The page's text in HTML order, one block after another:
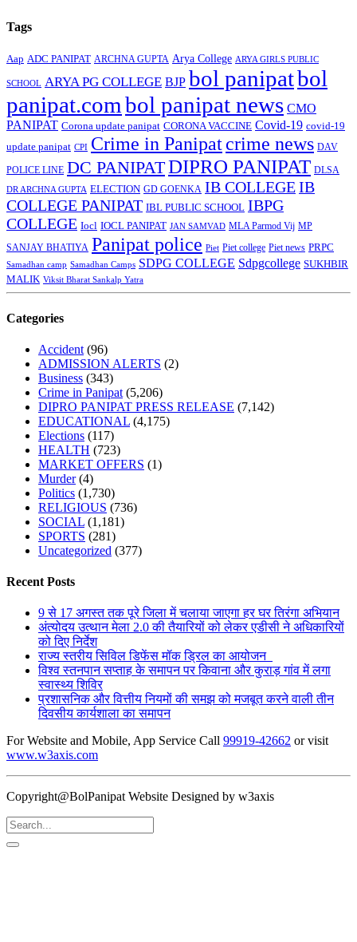
Tags
Aap ADC PANIPAT ARCHNA GUPTA Arya College ARYA GIRLS PUBLIC
SCHOOL ARYA PG COLLEGE BJP bol panipatbol
panipat.combol panipat news CMO
PANIPAT Corona update panipat CORONA VACCINE Covid-19 covid-19
update panipat CPI Crime in Panipatcrime news DAV
POLICE LINE DC PANIPATDIPRO PANIPAT DLSA
DR ARCHNA GUPTA ELECTION GD GOENKA IB COLLEGEIB
COLLEGE PANIPAT IBL PUBLIC SCHOOL IBPG
COLLEGE Iocl IOCL PANIPAT JAN SAMVAD MLA Parmod Vij MP
SANJAY BHATIYA Panipat police Piet Piet college Piet news PRPC
Samadhan camp Samadhan Camps SDPG COLLEGE Sdpgcollege SUKHBIR
MALIK Viksit Bharat Sankalp Yatra
Categories
Accident (96)
ADMISSION ALERTS (2)
Business (343)
Crime in Panipat (5,206)
DIPRO PANIPAT PRESS RELEASE (7,142)
EDUCATIONAL (4,175)
Elections (117)
HEALTH (723)
MARKET OFFERS (1)
Murder(4)
Politics (1,730)
RELIGIOUS (736)
SOCIAL (1,181)
SPORTS (281)
Uncategorized (377)
Recent Posts
9 से 17 अगस्त तक पूरे जिला में चलाया जाएगा हर घर तिरंगा अभियान
अंत्योदय उत्थान मेला 2.0 की तैयारियों को लेकर एडीसी ने अधिकारियों
को दिए निर्देश
राज्य स्तरीय सिविल डिफेंस मॉक ड्रिल का आयोजन
विश्व स्तनपान सप्ताह के समापन पर किवाना और कुराड़ गांव में लगा
स्वास्थ्य शिविर
प्रशासनिक और वित्तीय नियमों की समझ को मजबूत करने वाली तीन
दिवसीय कार्यशाला का समापन
For Website and Mobile, App Service Call 99919-42662 or visit
www.w3axis.com
Copyright@BolPanipat Website Designed by w3axis